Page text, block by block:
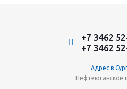
+7 3462
+7 3462
Адрес в
Нефтеюганское